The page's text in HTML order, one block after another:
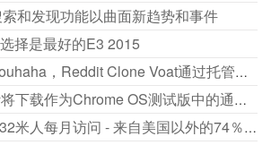
和发现功能以曲面新趋势和事件
择是最好的E3 2015
在Censoving Brouhaha，Reddit Clone Voat通过托管提供商关闭其服务器
Google重新设计将下载作为Chrome OS测试版中的通知中心卡
按数字GitHub：32米人每月访问 - 来自美国以外的74％，来自欧洲的36％